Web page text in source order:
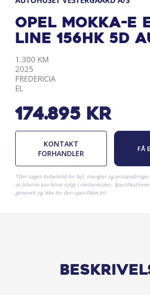
Opel Mokka-e
Line 156HK 5d
KILOMETER
1.300 KM
ÅRGANG
2025
BY
FREDERICIA
DRIVMIDDEL
EL
174.895 kr
KONTAKT
FORHANDLER
FÅ
*Der tages forbehold for fejl, mangler og
at bilerne kan blive solgt i mellemtiden.
generelt og ikke for den specifikke bil.